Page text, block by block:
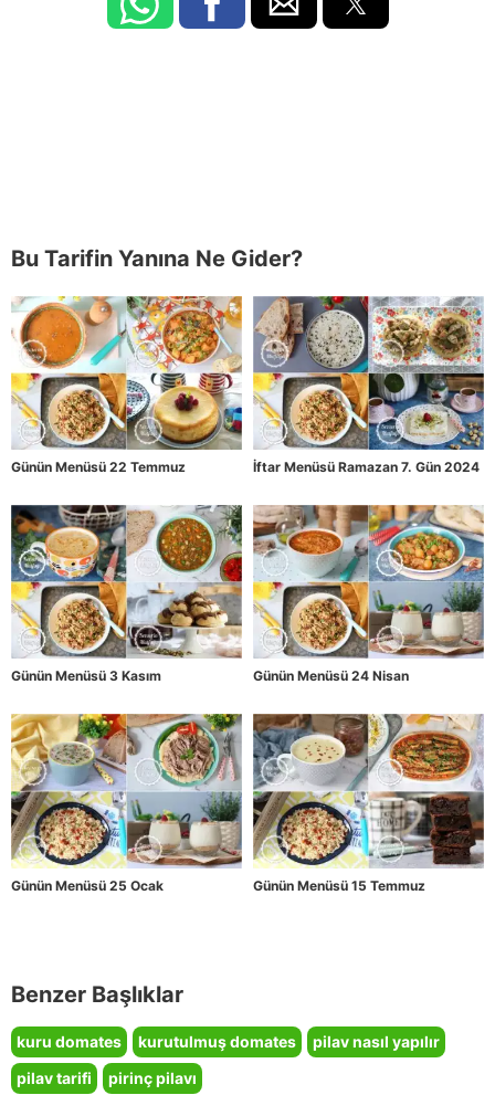
Bu Tarifin Yanına Ne Gider?
Günün Menüsü 22 Temmuz İftar Menüsü Ramazan 7. Gün 2024
Günün Menüsü 3 Kasım Günün Menüsü 24 Nisan
Günün Menüsü 25 Ocak Günün Menüsü 15 Temmuz
Benzer Başlıklar
kuru domates kurutulmuş domates
pilav nasıl yapılır
pilav tarifi
pirinç pilavı